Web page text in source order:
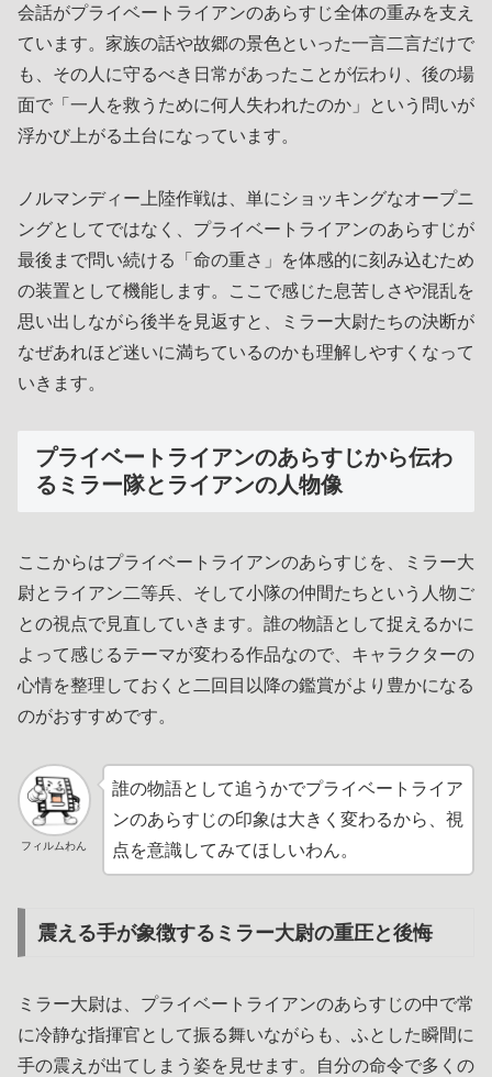
会話がプライベートライアンのあらすじ全体の重みを支え
ています。家族の話や故郷の景色といった一言二言だけで
も、その人に守るべき日常があったことが伝わり、後の場
面で「一人を救うために何人失われたのか」という問いが
浮かび上がる土台になっています。
ノルマンディー上陸作戦は、単にショッキングなオープニ
ングとしてではなく、プライベートライアンのあらすじが
最後まで問い続ける「命の重さ」を体感的に刻み込むため
の装置として機能します。ここで感じた息苦しさや混乱を
思い出しながら後半を見返すと、ミラー大尉たちの決断が
なぜあれほど迷いに満ちているのかも理解しやすくなって
いきます。
プライベートライアンのあらすじから伝わ
るミラー隊とライアンの人物像
ここからはプライベートライアンのあらすじを、ミラー大
尉とライアン二等兵、そして小隊の仲間たちという人物ご
との視点で見直していきます。誰の物語として捉えるかに
よって感じるテーマが変わる作品なので、キャラクターの
心情を整理しておくと二回目以降の鑑賞がより豊かになる
のがおすすめです。
フィルムわん
誰の物語として追うかでプライベートライア
ンのあらすじの印象は大きく変わるから、視
点を意識してみてほしいわん。
震える手が象徴するミラー大尉の重圧と後悔
ミラー大尉は、プライベートライアンのあらすじの中で常
に冷静な指揮官として振る舞いながらも、ふとした瞬間に
手の震えが出てしまう姿を見せます。自分の命令で多くの